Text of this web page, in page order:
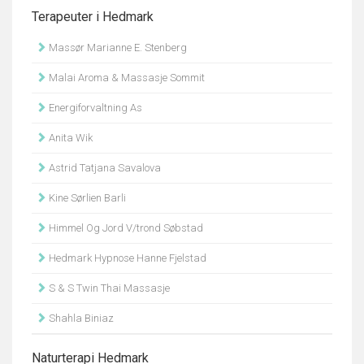
Terapeuter i Hedmark
Massør Marianne E. Stenberg
Malai Aroma & Massasje Sommit
Energiforvaltning As
Anita Wik
Astrid Tatjana Savalova
Kine Sørlien Barli
Himmel Og Jord V/trond Søbstad
Hedmark Hypnose Hanne Fjelstad
S & S Twin Thai Massasje
Shahla Biniaz
Naturterapi Hedmark